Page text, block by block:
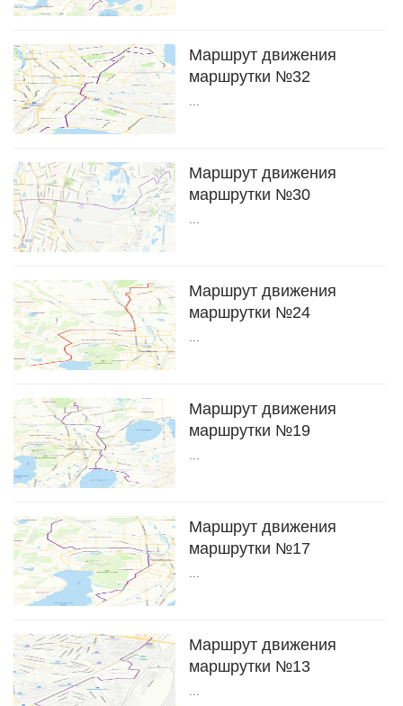
Маршрут движения
маршрутки №32
Маршрут движения
маршрутки №30
Маршрут движения
маршрутки №24
Маршрут движения
маршрутки №19
Маршрут движения
маршрутки №17
Маршрут движения
маршрутки №13